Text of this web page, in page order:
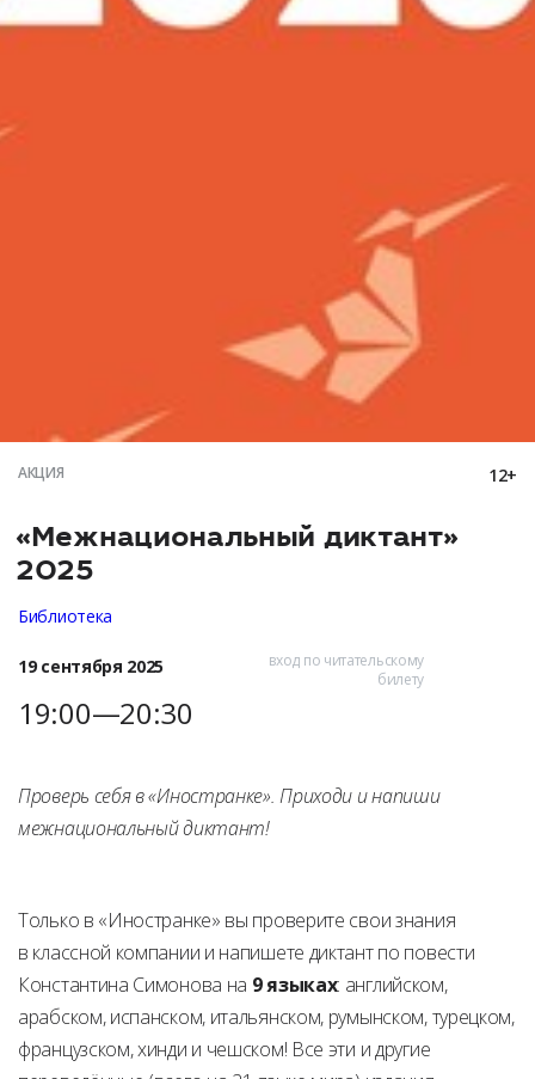
АКЦИЯ 12+
«Межнациональный диктант»
2025
Библиотека
19 сентября 2025
19:00—20:30
вход по читательскому
билету
Проверь себя в «Иностранке». Приходи и напиши
межнациональный диктант!
Только в «Иностранке» вы проверите свои знания
в классной компании и напишете диктант по повести
Константина Симонова на 9 языках: английском,
арабском, испанском, итальянском, румынском, турецком,
французском, хинди и чешском! Все эти и другие